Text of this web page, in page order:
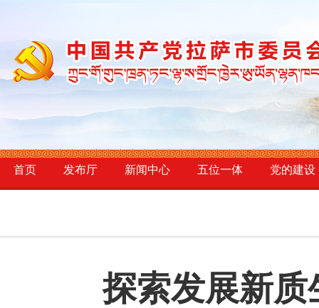
首页 发布厅 新闻中心 五位一体 党的建设
探索发展新